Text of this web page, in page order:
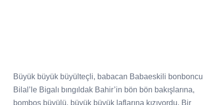
Büyük büyük büyülteçli, babacan Babaeskili bonboncu
Bilal’le Bigalı bıngıldak Bahir’in bön bön bakışlarına,
bomboş büyülü, büyük büyük laflarına kızıyordu. Bir